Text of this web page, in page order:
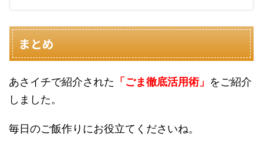
まとめ
あさイチで紹介された 「ごま徹底活用術」 をご紹介
しました。
毎日のご飯作りにお役立てくださいね。